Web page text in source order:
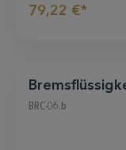
79,22 €*
vorne schwarz
BRC-06.b